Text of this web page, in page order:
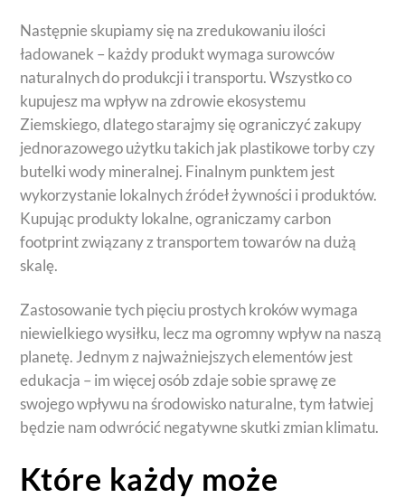
Następnie skupiamy się na zredukowaniu ilości
ładowanek – każdy produkt wymaga surowców
naturalnych do produkcji i transportu. Wszystko co
kupujesz ma wpływ na zdrowie ekosystemu
Ziemskiego, dlatego starajmy się ograniczyć zakupy
jednorazowego użytku takich jak plastikowe torby czy
butelki wody mineralnej. Finalnym punktem jest
wykorzystanie lokalnych źródeł żywności i produktów.
Kupując produkty lokalne, ograniczamy carbon
footprint związany z transportem towarów na dużą
skalę.
Zastosowanie tych pięciu prostych kroków wymaga
niewielkiego wysiłku, lecz ma ogromny wpływ na naszą
planetę. Jednym z najważniejszych elementów jest
edukacja – im więcej osób zdaje sobie sprawę ze
swojego wpływu na środowisko naturalne, tym łatwiej
będzie nam odwrócić negatywne skutki zmian klimatu.
Które każdy może